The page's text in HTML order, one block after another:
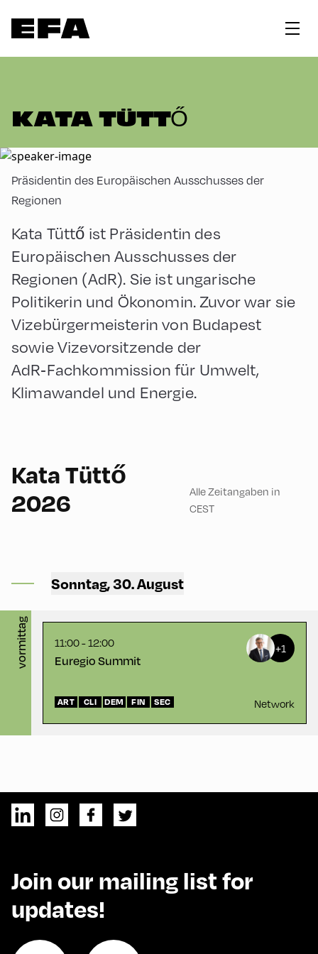
KATA TÜTTŐ
Präsidentin des Europäischen Ausschusses der
Regionen
Kata Tüttő ist Präsidentin des
Europäischen Ausschusses der
Regionen (AdR). Sie ist ungarische
Politikerin und Ökonomin. Zuvor war sie
Vizebürgermeisterin von Budapest
sowie Vizevorsitzende der
AdR‑Fachkommission für Umwelt,
Klimawandel und Energie.
Kata Tüttő
2026
Alle Zeitangaben in
CEST
Sonntag, 30. August
vormittag
Saal
11:00 - 12:00
Euregio Summit
+1
ART CLI DEM FIN SEC Network
Join our mailing list for
updates!